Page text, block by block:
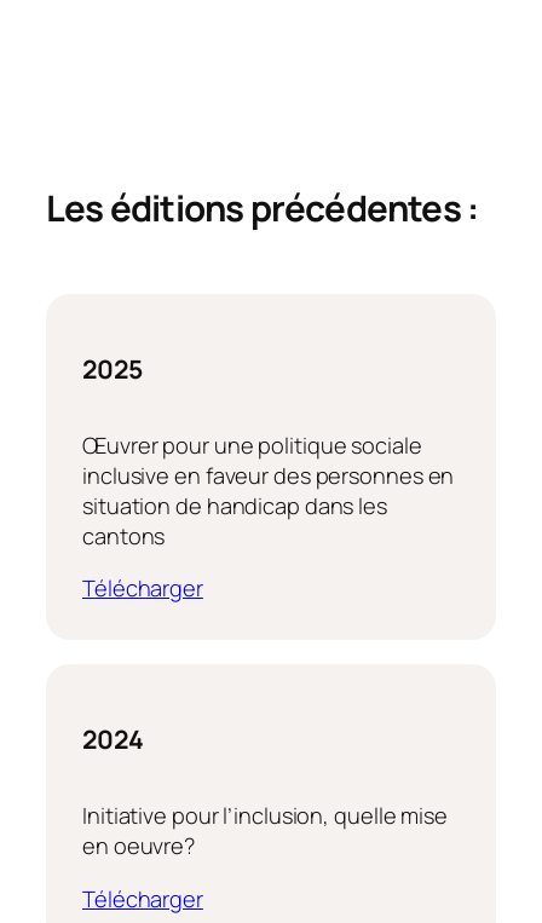
Les éditions précédentes :
2025
Œuvrer pour une politique sociale
inclusive en faveur des personnes en
situation de handicap dans les
cantons
Télécharger
2024
Initiative pour l’inclusion, quelle mise
en oeuvre?
Télécharger